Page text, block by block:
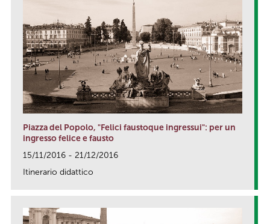
Piazza del Popolo, "Felici faustoque ingressui": per un
ingresso felice e fausto
15/11/2016 - 21/12/2016
Itinerario didattico